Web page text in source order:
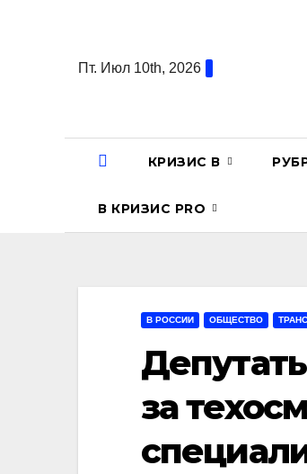
содержаниюПт. Июл 10th, 2026
КРИЗИС В
В КРИЗИС PRO
В РОССИИ ОБЩЕСТВО
за